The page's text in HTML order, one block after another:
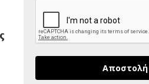
Αποστολή